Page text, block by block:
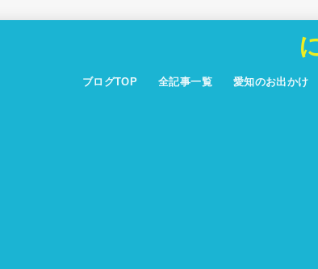
ブログTOP 全記事一覧 愛知のお出かけ